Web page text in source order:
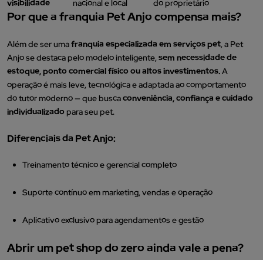
visibilidade
nacional e local
do proprietário
Por que a franquia Pet Anjo compensa mais?
Além de ser umafranquia especializada em serviços pet, a Pet
Anjo se destaca pelo modelo inteligente,sem necessidade de
estoque, ponto comercial físico ou altos investimentos.A
operação é mais leve, tecnológica e adaptada ao comportamento
do tutor moderno — que buscaconveniência, confiança e cuidado
individualizado para seu pet.
Diferenciais da Pet Anjo:
Treinamento técnico e gerencial completo
Suporte contínuo em marketing, vendas e operação
Aplicativo exclusivo para agendamentos e gestão
Abrir um pet shop do zero ainda vale a pena?